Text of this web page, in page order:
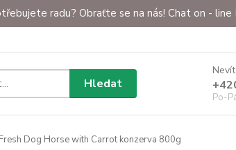
radu? Obraťte se na nás! Chat on -
Hledat
Po-
Dog Horse with Carrot konzerva 800g